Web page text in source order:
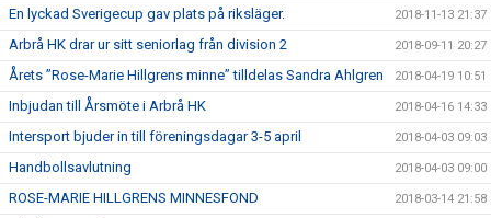
En lyckad Sverigecup gav plats på riksläger. 2018-11-13 21:37
Arbrå HK drar ur sitt seniorlag från division 2 2018-09-11 20:27
Årets ”Rose-Marie Hillgrens minne” tilldelas Sandra Ahlgren 2018-04-19 10:51
Inbjudan till Årsmöte i Arbrå HK 2018-04-16 14:33
Intersport bjuder in till föreningsdagar 3-5 april 2018-04-03 09:03
Handbollsavlutning 2018-04-03 09:00
ROSE-MARIE HILLGRENS MINNESFOND 2018-03-14 21:58